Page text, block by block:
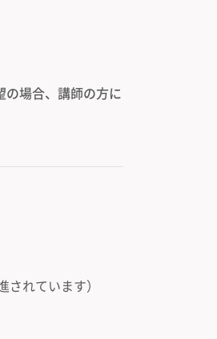
場合、講師の方に
れています）